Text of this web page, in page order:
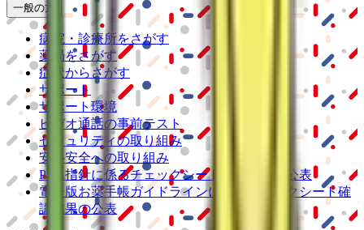
一般の方
病院・診療所をさがす
薬局をさがす
症状からさがす
サポート
サポート環境
ビデオ通話の事前テスト
セキュリティの取り組み
安心安全への取り組み
PHR指針に係るチェックシート確認結果の公表
電子版お薬手帳ガイドラインに係るチェックシート確
認結果の公表